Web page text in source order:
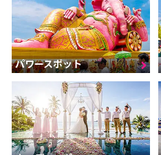
パワースポット